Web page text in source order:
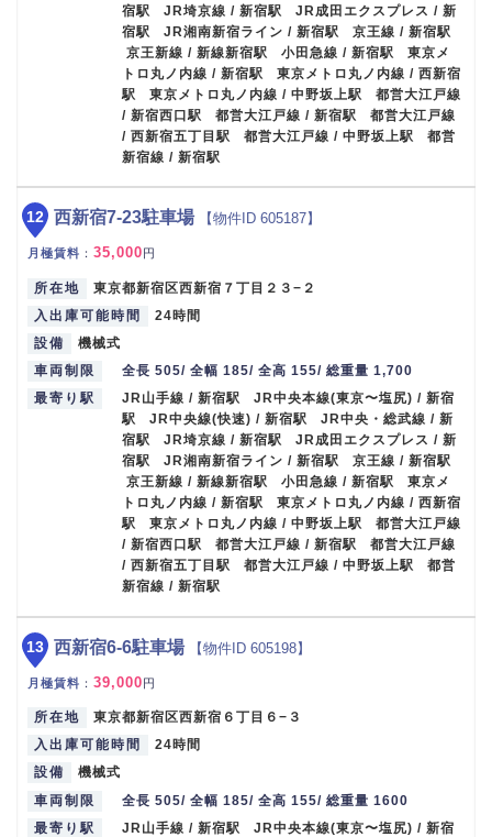
宿駅 JR埼京線 / 新宿駅 JR成田エクスプレス / 新
宿駅 JR湘南新宿ライン / 新宿駅 京王線 / 新宿駅
京王新線 / 新線新宿駅 小田急線 / 新宿駅 東京メ
トロ丸ノ内線 / 新宿駅 東京メトロ丸ノ内線 / 西新宿
駅 東京メトロ丸ノ内線 / 中野坂上駅 都営大江戸線
/ 新宿西口駅 都営大江戸線 / 新宿駅 都営大江戸線
/ 西新宿五丁目駅 都営大江戸線 / 中野坂上駅 都営
新宿線 / 新宿駅
西新宿7-23駐車場 【物件ID 605187】
月極賃料 ： 35,000 円
所在地
東京都新宿区西新宿７丁目２３−２
入出庫可能時間
24時間
設備
機械式
車両制限
全長 505/ 全幅 185/ 全高 155/ 総重量 1,700
最寄り駅
JR山手線 / 新宿駅 JR中央本線(東京〜塩尻) / 新宿
駅 JR中央線(快速) / 新宿駅 JR中央・総武線 / 新
宿駅 JR埼京線 / 新宿駅 JR成田エクスプレス / 新
宿駅 JR湘南新宿ライン / 新宿駅 京王線 / 新宿駅
京王新線 / 新線新宿駅 小田急線 / 新宿駅 東京メ
トロ丸ノ内線 / 新宿駅 東京メトロ丸ノ内線 / 西新宿
駅 東京メトロ丸ノ内線 / 中野坂上駅 都営大江戸線
/ 新宿西口駅 都営大江戸線 / 新宿駅 都営大江戸線
/ 西新宿五丁目駅 都営大江戸線 / 中野坂上駅 都営
新宿線 / 新宿駅
12
西新宿6-6駐車場 【物件ID 605198】
月極賃料 ： 39,000円
所在地
東京都新宿区西新宿６丁目６−３
入出庫可能時間
24時間
設備
機械式
車両制限
全長 505/ 全幅 185/ 全高 155/ 総重量 1600
最寄り駅
JR山手線 / 新宿駅 JR中央本線(東京〜塩尻) / 新宿
13